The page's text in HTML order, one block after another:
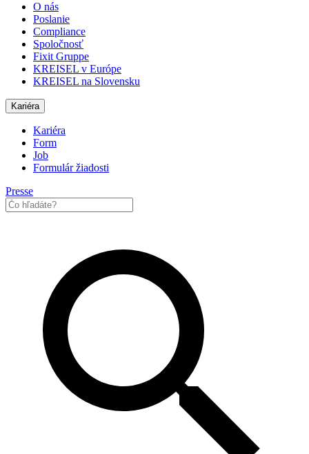
O nás
Poslanie
Compliance
Spoločnosť
Fixit Gruppe
KREISEL v Európe
KREISEL na Slovensku
Kariéra
Kariéra
Form
Job
Formulár žiadosti
Presse